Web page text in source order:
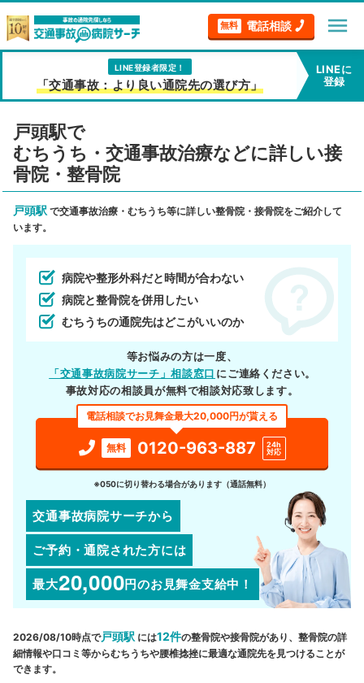
無料 電話相談 menu
LINE登録者限定！
「交通事故：より良い通院先の選び方」
LINEに
登録
戸頭駅で
むちうち・交通事故治療などに詳しい接
骨院・整骨院
戸頭駅 で交通事故治療・むちうち等に詳しい整骨院・接骨院をご紹介して
います。
病院や整形外科だと時間が合わない
病院と整骨院を併用したい
むちうちの通院先はどこがいいのか
等お悩みの方は一度、
「交通事故病院サーチ」相談窓口 にご連絡ください。
事故対応の相談員が無料で相談対応致します。
電話相談でお見舞金最大20,000円が貰える
無料 0120-963-887
24h
対応
※050に切り替わる場合があります（通話無料）
交通事故病院サーチから
ご予約・通院された方には
最大20,000円のお見舞金支給中！
2026/08/10時点で戸頭駅 には12件の整骨院や接骨院があり、整骨院の詳
細情報や口コミ等からむちうちや腰椎捻挫に最適な通院先を見つけることが
できます。